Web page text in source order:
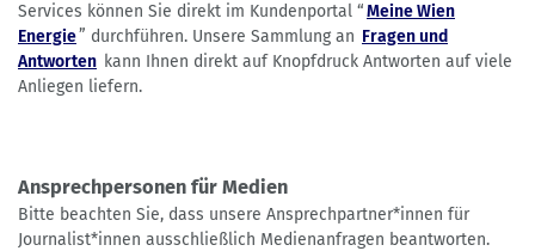
Services können Sie direkt im Kundenportal “Meine Wien
Energie” durchführen. Unsere Sammlung an Fragen und
Antworten kann Ihnen direkt auf Knopfdruck Antworten auf viele
Anliegen liefern.
Ansprechpersonen für Medien
Bitte beachten Sie, dass unsere Ansprechpartner*innen für
Journalist*innen ausschließlich Medienanfragen beantworten.